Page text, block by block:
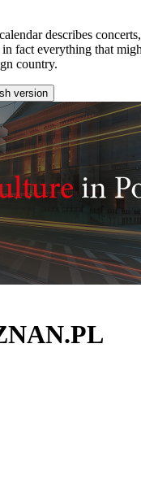
describes
fact everything that
country.
version